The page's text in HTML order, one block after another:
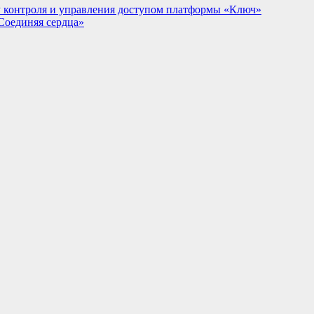
и управления доступом платформы «Ключ»
сердца»